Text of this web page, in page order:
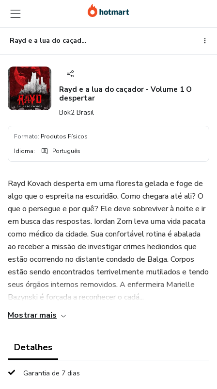
para
o
conteúdo
principal
para
o
pagamento
para
o
rodapé
Rayd e a lua do caçador - Volume 1 O despertar
Rayd e a lua do caçador - Volume 1 O
despertar
Bok2 Brasil
Formato: Produtos Físicos
Idioma: Português
Rayd Kovach desperta em uma floresta gelada e foge de
algo que o espreita na escuridão. Como chegara até ali? O
que o persegue e por quê? Ele deve sobreviver à noite e ir
em busca das respostas. Iordan Zorn leva uma vida pacata
como médico da cidade. Sua confortável rotina é abalada
ao receber a missão de investigar crimes hediondos que
estão ocorrendo no distante condado de Balga. Corpos
estão sendo encontrados terrivelmente mutilados e tendo
seus órgãos internos removidos. A enfermeira Marielle
Bazynski é forçada a reconhecer o cadá...
Mostrar mais
Detalhes
Garantia de 7 dias